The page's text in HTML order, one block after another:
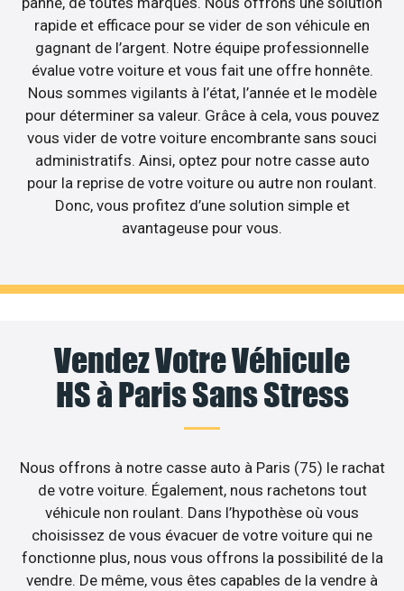
rapide et efficace pour se vider de son véhicule en
gagnant de l’argent. Notre équipe professionnelle
évalue votre voiture et vous fait une offre honnête.
Nous sommes vigilants à l’état, l’année et le modèle
pour déterminer sa valeur. Grâce à cela, vous pouvez
vous vider de votre voiture encombrante sans souci
administratifs. Ainsi, optez pour notre casse auto
pour la reprise de votre voiture ou autre non roulant.
Donc, vous profitez d’une solution simple et
avantageuse pour vous.
Vendez Votre Véhicule
HS à Paris Sans Stress
Nous offrons à notre casse auto à Paris (75) le rachat
de votre voiture. Également, nous rachetons tout
véhicule non roulant. Dans l’hypothèse où vous
choisissez de vous évacuer de votre voiture qui ne
fonctionne plus, nous vous offrons la possibilité de la
vendre. De même, vous êtes capables de la vendre à